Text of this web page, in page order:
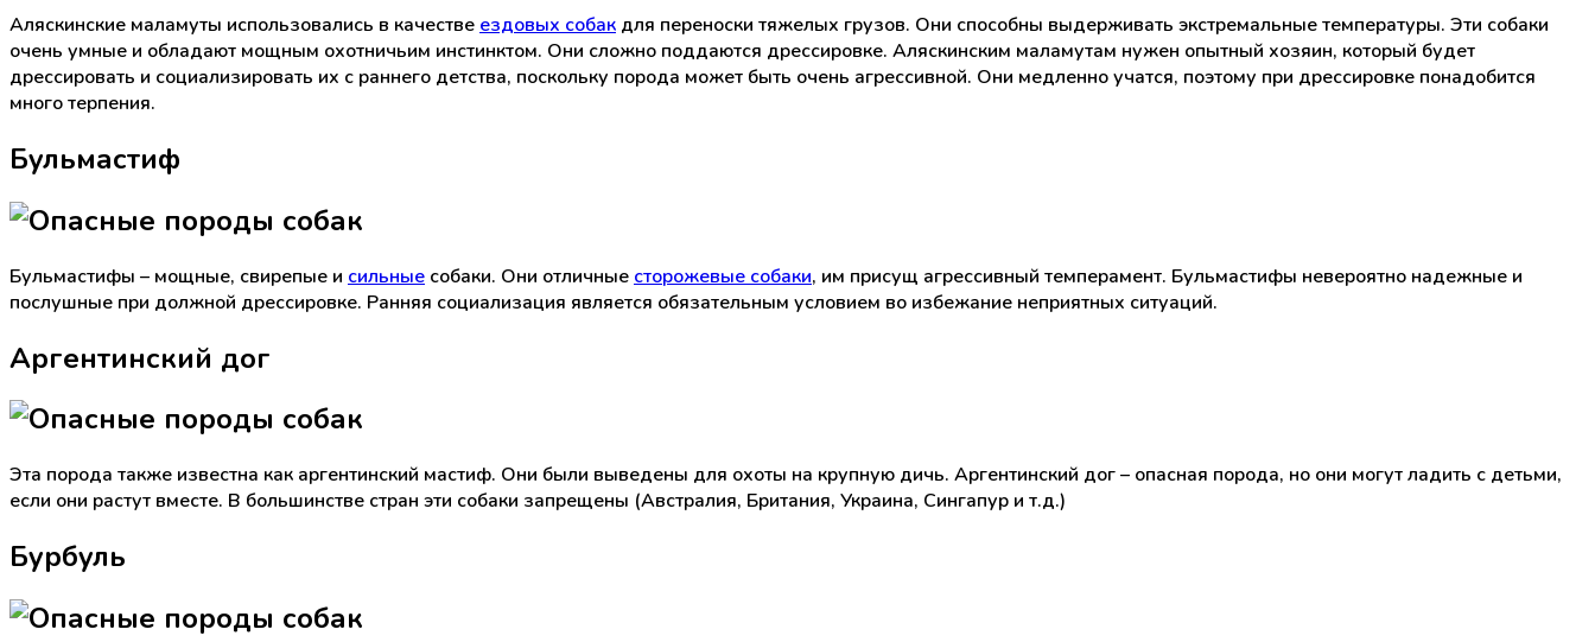
Аляскинские маламуты использовались в качестве ездовых собак для переноски тяжелых грузов. Они способны выдерживать экстремальные температуры. Эти собаки
очень умные и обладают мощным охотничьим инстинктом. Они сложно поддаются дрессировке. Аляскинским маламутам нужен опытный хозяин, который будет
дрессировать и социализировать их с раннего детства, поскольку порода может быть очень агрессивной. Они медленно учатся, поэтому при дрессировке понадобится
много терпения.
Бульмастиф
Бульмастифы – мощные, свирепые и сильные собаки. Они отличные сторожевые собаки, им присущ агрессивный темперамент. Бульмастифы невероятно надежные и
послушные при должной дрессировке. Ранняя социализация является обязательным условием во избежание неприятных ситуаций.
Аргентинский дог
Эта порода также известна как аргентинский мастиф. Они были выведены для охоты на крупную дичь. Аргентинский дог – опасная порода, но они могут ладить с детьми,
если они растут вместе. В большинстве стран эти собаки запрещены (Австралия, Британия, Украина, Сингапур и т.д.)
Бурбуль